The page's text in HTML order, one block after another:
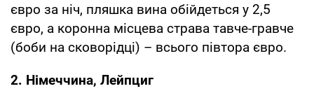
євро за ніч, пляшка вина обійдеться у 2,5
євро, а коронна місцева страва тавче-гравче
(боби на сковорідці) – всього півтора євро.
2. Німеччина, Лейпциг